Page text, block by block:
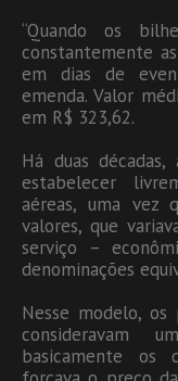
“Quando os
constantemente
em dias de
emenda. Valor
em R$ 323,62.
Há duas
estabelecer
aéreas, uma vez
valores, que
serviço –
denominações
Nesse modelo, os
consideravam
basicamente os